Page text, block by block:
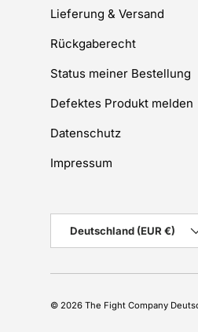
Lieferung & Versand
Rückgaberecht
Status meiner Bestellung
Defektes Produkt melden
Datenschutz
Impressum
Deutschland (EUR €)
© 2026 The Fight Company